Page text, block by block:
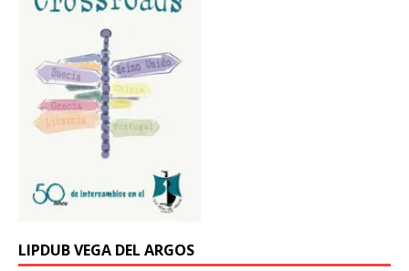
LIPDUB VEGA DEL ARGOS